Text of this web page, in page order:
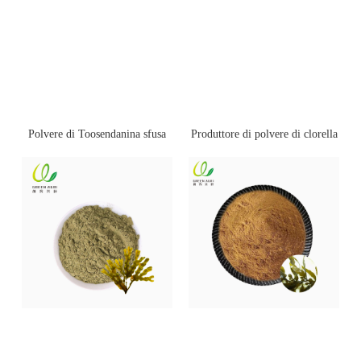
Polvere di Toosendanina sfusa Produttore di polvere di clorella